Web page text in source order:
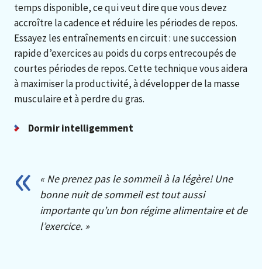
temps disponible, ce qui veut dire que vous devez
accroître la cadence et réduire les périodes de repos.
Essayez les entraînements en circuit : une succession
rapide d’exercices au poids du corps entrecoupés de
courtes périodes de repos. Cette technique vous aidera
à maximiser la productivité, à développer de la masse
musculaire et à perdre du gras.
Dormir intelligemment
« Ne prenez pas le sommeil à la légère! Une
bonne nuit de sommeil est tout aussi
importante qu’un bon régime alimentaire et de
l’exercice. »